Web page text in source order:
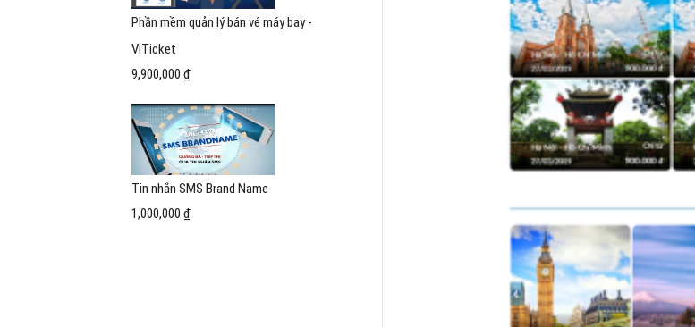
Phần mềm quản lý bán vé máy bay -
ViTicket
9,900,000 ₫
Tin nhắn SMS Brand Name
1,000,000 ₫